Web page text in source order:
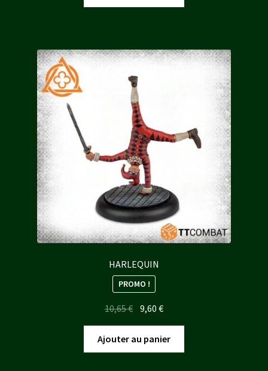
était :
est :
HARLEQUIN
PROMO !
10,65€ Le
prix
initial
était :
9,60€Le
prix
actuel
est :
Ajouter au panier